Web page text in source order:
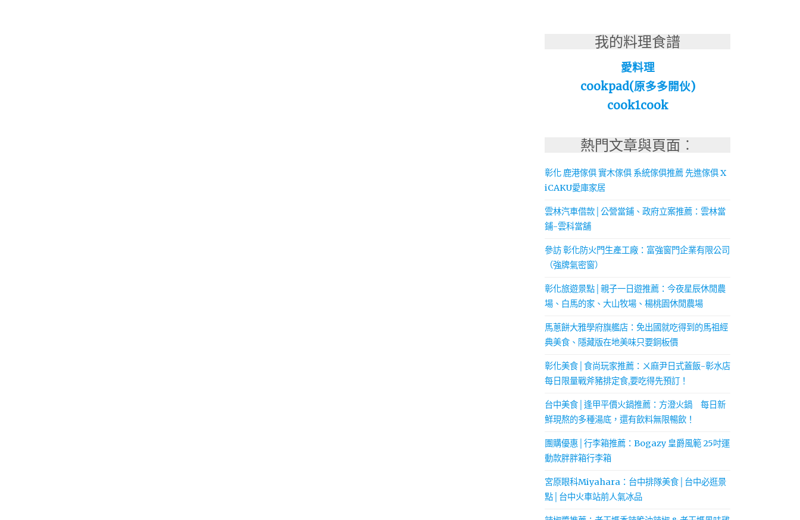
我的料理食譜
愛料理
cookpad(原多多開伙)
cook1cook
熱門文章與頁面︰
彰化 鹿港傢俱 實木傢俱 系統傢俱推薦 先進傢俱 X
iCAKU愛庫家居
雲林汽車借款│公營當鋪、政府立案推薦：雲林當
鋪-雲科當舖
參訪 彰化防火門生產工廠：富強窗門企業有限公司
（強牌氣密窗）
彰化旅遊景點│親子一日遊推薦：今夜星辰休閒農
場、白馬的家、大山牧場、楊桃園休閒農場
馬蔥餅大雅學府旗艦店：免出國就吃得到的馬祖經
典美食、隱藏版在地美味只要銅板價
彰化美食│食尚玩家推薦：ㄨ麻尹日式蓋飯-彰水店
每日限量戰斧豬排定食,要吃得先預訂！
台中美食│逢甲平價火鍋推薦：方澄火鍋 每日新
鮮現熬的多種湯底，還有飲料無限暢飲！
團購優惠│行李箱推薦：Bogazy 皇爵風範 25吋運
動款胖胖箱行李箱
宮原眼科Miyahara：台中排隊美食│台中必逛景
點│台中火車站前人氣冰品